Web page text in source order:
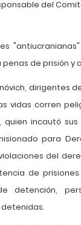
del
de prisión y
dirigentes
vidas corren
incautó
para
del
de